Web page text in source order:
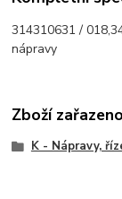
314310631 /
nápravy
Zboží
K - Nápravy,